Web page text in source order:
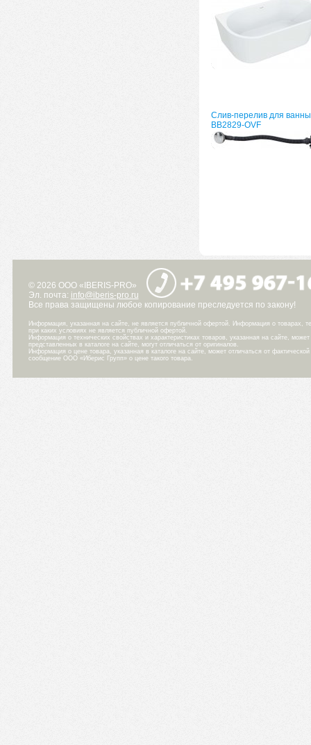
Слив-перелив для ванны
BB2829-OVF
© 2026 ООО «IBERIS-PRO»
Эл. почта: info@iberis-pro.ru
Все права защищены любое копирование преследуется по закону!
Информация, указанная на сайте, не является публичной офертой. Информация о товарах,
при каких условиях не является публичной офертой.
Информация о технических свойствах и характеристиках товаров, указанная на сайте,
представленных в каталоге на сайте, могут отличаться от оригиналов.
Информация о цене товара, указанная в каталоге на сайте, может отличаться от
сообщение ООО «Иберис Групп» о цене такого товара.